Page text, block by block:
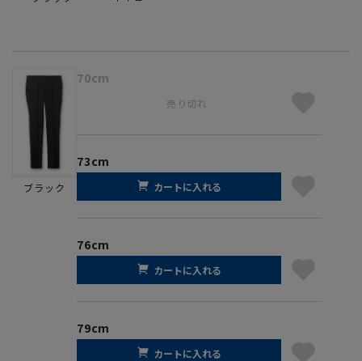
ブラック
70cm
売り切れ
73cm
カートに入れる
76cm
カートに入れる
79cm
カートに入れる